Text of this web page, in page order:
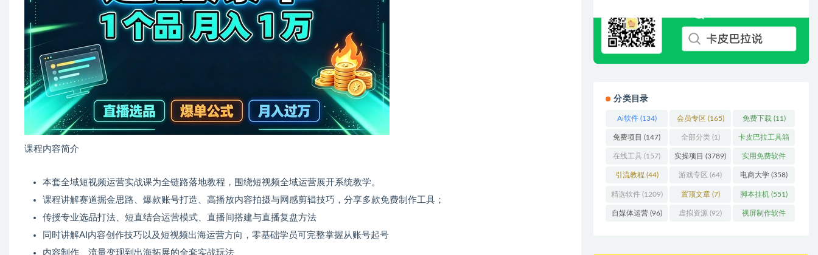
课程内容简介
本套全域短视频运营实战课为全链路落地教程，围绕短视频全域运营展开系统教学。
课程讲解赛道掘金思路、爆款账号打造、高播放内容拍摄与网感剪辑技巧，分享多款免费制作工具；
传授专业选品打法、短直结合运营模式、直播间搭建与直播复盘方法
同时讲解AI内容创作技巧以及短视频出海运营方向，零基础学员可完整掌握从账号起号
内容制作、流量变现到出海拓展的全套实战玩法
分类目录
Ai软件(134) 会员专区 (165) 免费下载 (11)
免费项目 (147) 全部分类(1) 卡皮巴拉工具箱
(3)
在线工具 (157) 实操项目 (3789) 实用免费软件
(415)
引流教程 (44) 游戏专区 (64) 电商大学 (358)
精选软件(1209) 置顶文章(7) 脚本挂机 (551)
自媒体运营(96) 虚拟资源 (92) 视屏制作软件